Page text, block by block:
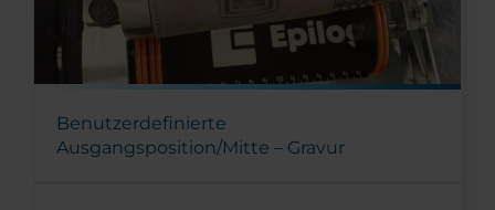
Benutzerdefinierte
Ausgangsposition/Mitte – Gravur